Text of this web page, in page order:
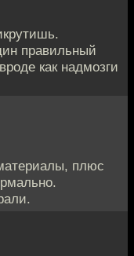
правильный
как надмозги
плюс